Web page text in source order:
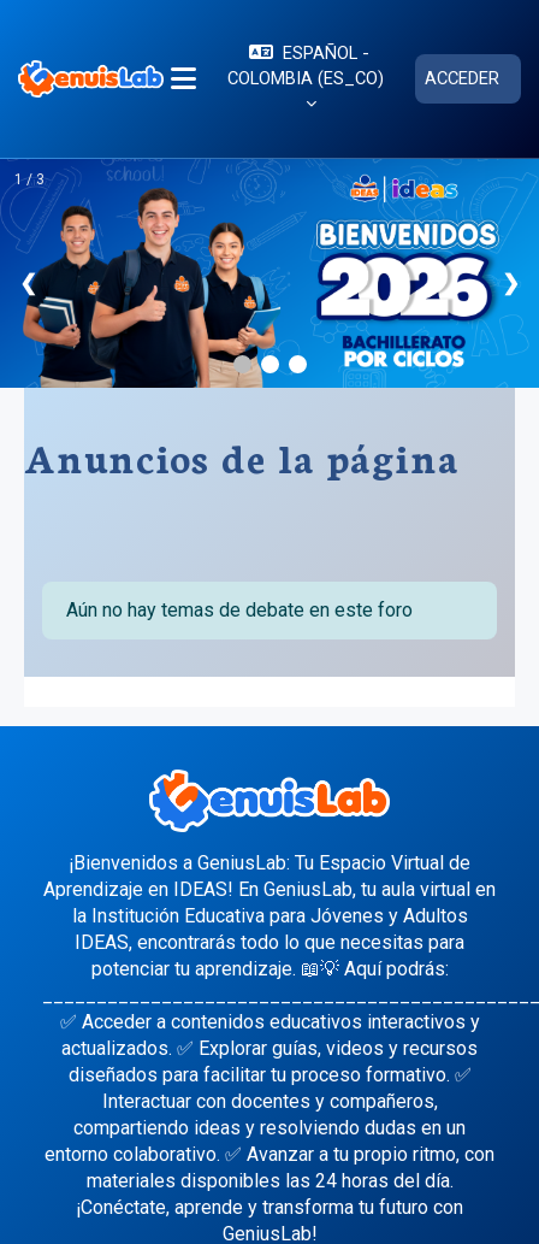
PANEL LATERAL
ESPAÑOL -
COLOMBIA ‎(ES_CO)‎
ACCEDER
1 / 3
❮ ❯
Anuncios de la página
Aún no hay temas de debate en este foro
¡Bienvenidos a GeniusLab: Tu Espacio Virtual de
Aprendizaje en IDEAS! En GeniusLab, tu aula virtual en
la Institución Educativa para Jóvenes y Adultos
IDEAS, encontrarás todo lo que necesitas para
potenciar tu aprendizaje. 📖💡 Aquí podrás:
✅ Acceder a contenidos educativos interactivos y
actualizados. ✅ Explorar guías, videos y recursos
diseñados para facilitar tu proceso formativo. ✅
Interactuar con docentes y compañeros,
compartiendo ideas y resolviendo dudas en un
entorno colaborativo. ✅ Avanzar a tu propio ritmo, con
materiales disponibles las 24 horas del día.
¡Conéctate, aprende y transforma tu futuro con
GeniusLab!